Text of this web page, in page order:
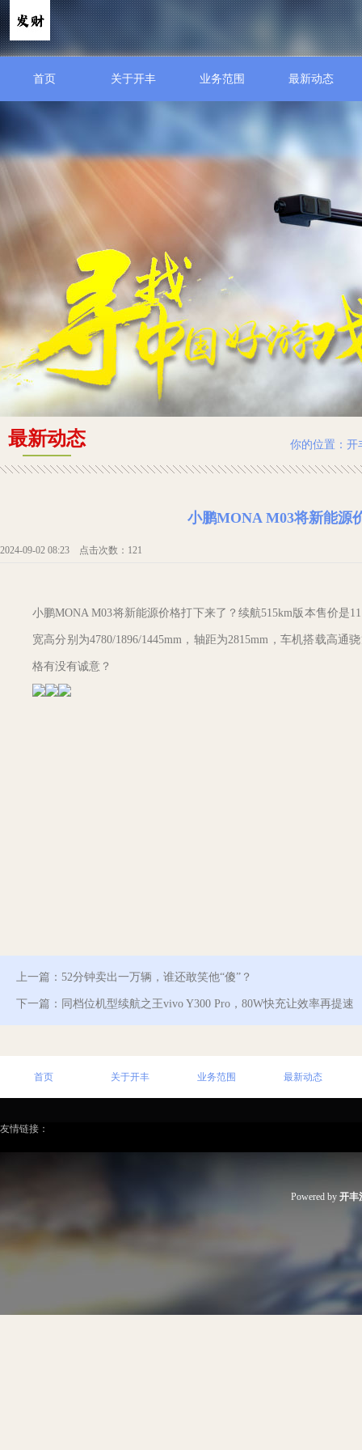
首页 关于开丰 业务范围 最新动态
最新动态 你的位置： 开
小鹏MONA M03将新能源
2024-09-02 08:23 点击次数：121
小鹏MONA M03将新能源价格打下来了？续航515km版本售价是
宽高分别为4780/1896/1445mm，轴距为2815mm，车机搭载高
格有没有诚意？
上一篇： 52分钟卖出一万辆，谁还敢笑他“傻”？
下一篇： 同档位机型续航之王vivo Y300 Pro，80W快充让效率再提速
首页 关于开丰 业务范围 最新动态
友情链接：
Powered by 开丰